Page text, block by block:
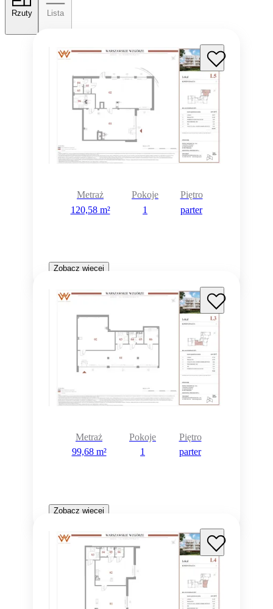
Rzuty Lista
Metraż
120,58 m²
Pokoje
1
Piętro
parter
Zobacz więcej
Metraż
99,68 m²
Pokoje
1
Piętro
parter
Zobacz więcej